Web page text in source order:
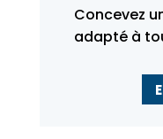
Concevez
adapté à